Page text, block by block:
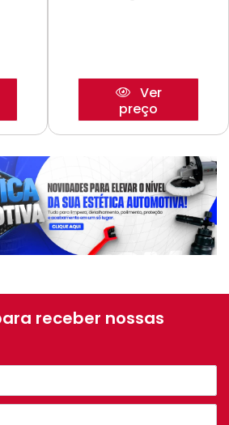
Ver
preço
receber nossas